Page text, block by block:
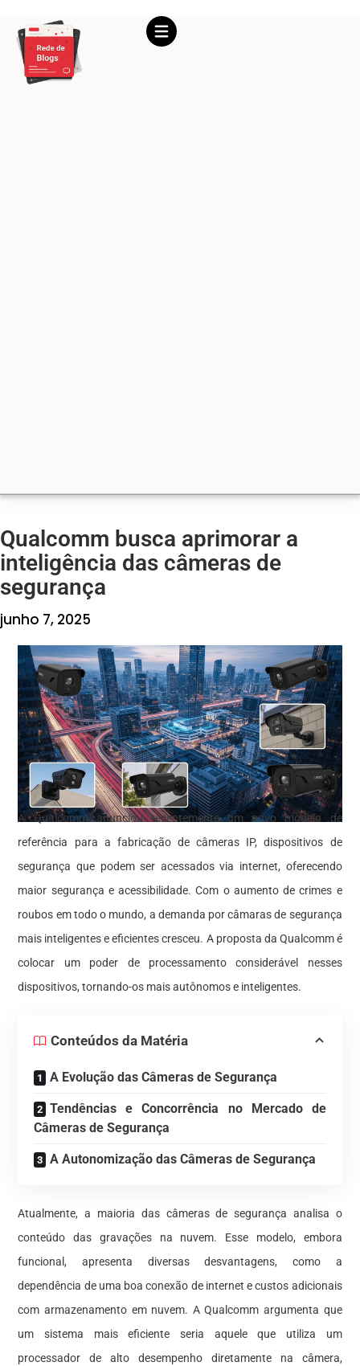
Qualcomm busca aprimorar a
inteligência das câmeras de
segurança
junho 7, 2025
A Qualcomm anunciou recentemente um novo modelo de
referência para a fabricação de câmeras IP, dispositivos de
segurança que podem ser acessados via internet, oferecendo
maior segurança e acessibilidade. Com o aumento de crimes e
roubos em todo o mundo, a demanda por câmaras de segurança
mais inteligentes e eficientes cresceu. A proposta da Qualcomm é
colocar um poder de processamento considerável nesses
dispositivos, tornando-os mais autônomos e inteligentes.
Conteúdos da Matéria
A Evolução das Câmeras de Segurança
Tendências e Concorrência no Mercado de
Câmeras de Segurança
A Autonomização das Câmeras de Segurança
Atualmente, a maioria das câmeras de segurança analisa o
conteúdo das gravações na nuvem. Esse modelo, embora
funcional, apresenta diversas desvantagens, como a
dependência de uma boa conexão de internet e custos adicionais
com armazenamento em nuvem. A Qualcomm argumenta que
um sistema mais eficiente seria aquele que utiliza um
processador de alto desempenho diretamente na câmera,